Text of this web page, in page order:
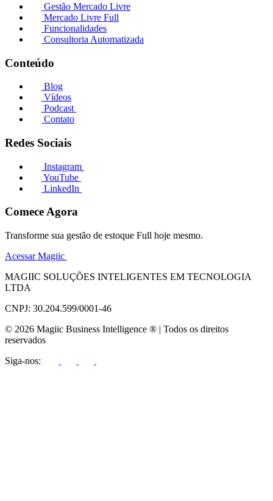
Gestão Mercado Livre
Mercado Livre Full
Funcionalidades
Consultoria Automatizada
Conteúdo
Blog
Vídeos
Podcast
Contato
Redes Sociais
Instagram
YouTube
LinkedIn
Comece Agora
Transforme sua gestão de estoque Full hoje mesmo.
Acessar Magiic
MAGIIC SOLUÇÕES INTELIGENTES EM TECNOLOGIA
LTDA
CNPJ: 30.204.599/0001-46
© 2026 Magiic Business Intelligence ® | Todos os direitos
reservados
Siga-nos: